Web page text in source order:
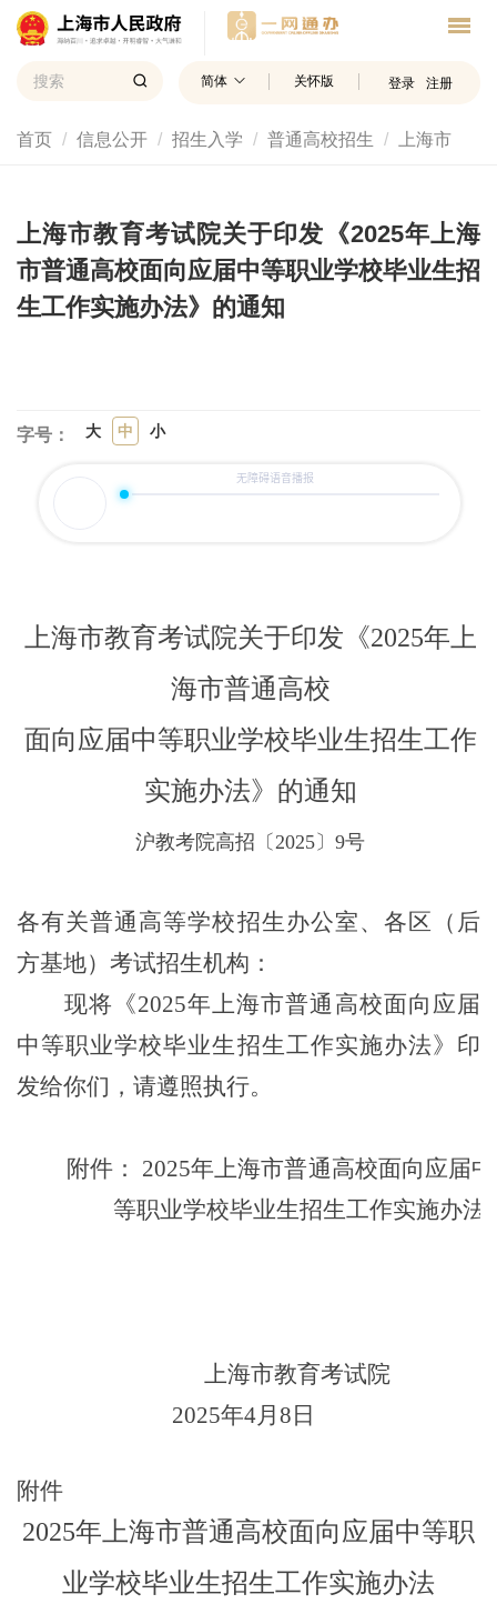
简体 关怀版 登录 注册
首页 信息公开 招生入学 普通高校招生 上海市
上海市教育考试院关于印发《2025年上海
市普通高校面向应届中等职业学校毕业生招
生工作实施办法》的通知
字号： 大 中 小
上海市教育考试院关于印发《2025年上
海市普通高校
面向应届中等职业学校毕业生招生工作
实施办法》的通知
沪教考院高招〔2025〕9号
各有关普通高等学校招生办公室、各区（后
方基地）考试招生机构：
现将《2025年上海市普通高校面向应届
中等职业学校毕业生招生工作实施办法》印
发给你们，请遵照执行。
附件： 2025年上海市普通高校面向应届中
等职业学校毕业生招生工作实施办法
上海市教育考试院
2025年4月 8 日
附件
2025年上海市普通高校面向应届中等职
业学校毕业生招生工作实施办法